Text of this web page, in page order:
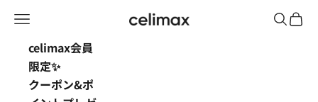
the
celimax JP
メニューを開く 検索を開
カー
celimax会員
限定✨
クーポン&ポ